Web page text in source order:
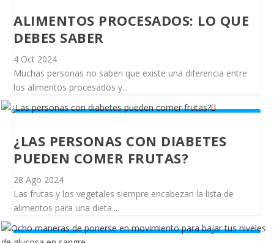
ALIMENTOS PROCESADOS: LO QUE
DEBES SABER
4 Oct 2024
Muchas personas no saben que existe una diferencia entre
los alimentos procesados y...
¿LAS PERSONAS CON DIABETES
PUEDEN COMER FRUTAS?
28 Ago 2024
Las frutas y los vegetales siempre encabezan la lista de
alimentos para una dieta...